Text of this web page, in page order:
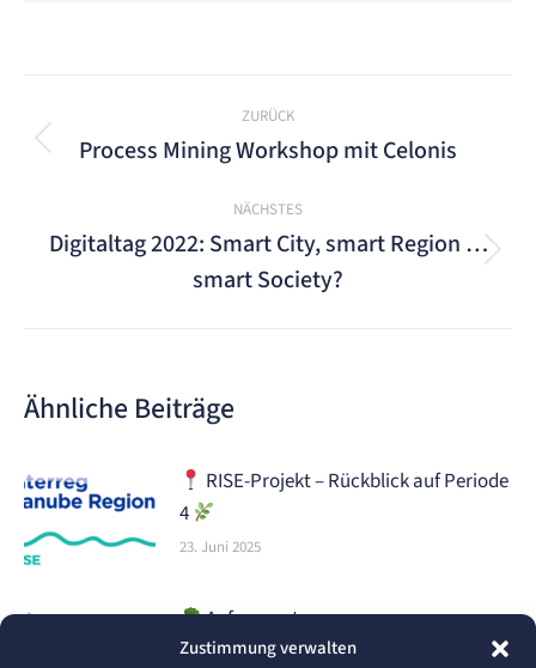
Zustimmung verwalten
Kommentarnavigation
ZURÜCK
Vorheriger
Process Mining Workshop mit Celonis
NÄCHSTES
Nächster
Beitrag:
Digitaltag 2022: Smart City, smart Region …
smart Society?
Ähnliche Beiträge
RISE-Projekt – Rückblick auf Periode
4
23. Juni 2025
Aufgepasst,
Lebensmittelproduzenten! Bereit,